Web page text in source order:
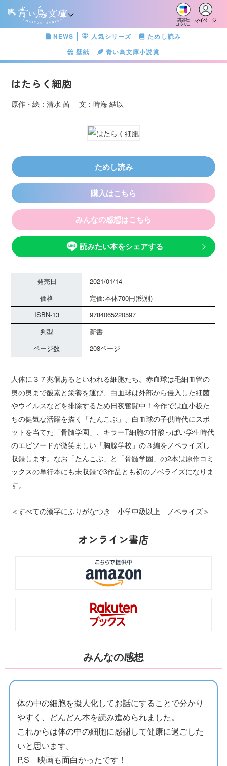
講談社
コクリコ
マイページ
NEWS 人気シリーズ
ためし読み
壁紙
青い鳥文庫小説賞
はたらく細胞
原作・絵：清水 茜 文：時海 結以
ためし読み
購入はこちら
みんなの感想はこちら
読みたい本をシェアする
発売日
2021/01/14
価格
定価:本体700円(税別)
ISBN-13
9784065220597
判型
新書
ページ数
208ページ
人体に３７兆個あるといわれる細胞たち。赤血球は毛細血管の
奥の奥まで酸素と栄養を運び、白血球は外部から侵入した細菌
やウイルスなどを排除するため日夜奮闘中！今作では血小板た
ちの健気な活躍を描く「たんこぶ」、白血球の子供時代にスポ
ットを当てた「骨髄学園」、キラーT細胞の甘酸っぱい学生時代
のエピソードが微笑ましい「胸腺学校」の３編をノベライズし
収録します。なお「たんこぶ」と「骨髄学園」の2本は原作コミ
ックスの単行本にも未収録で3作品とも初のノベライズになりま
す。
＜すべての漢字にふりがなつき 小学中級以上 ノベライズ＞
オンライン書店
みんなの感想
体の中の細胞を擬人化してお話にすることで分かり
やすく、どんどん本を読み進められました。
これからは体の中の細胞に感謝して健康に過ごした
いと思います。
P,S 映画も面白かったです！